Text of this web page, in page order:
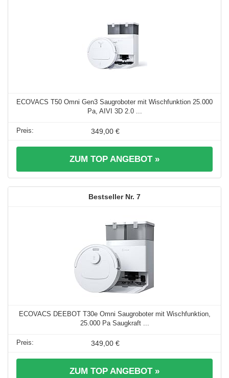
ECOVACS T50 Omni Gen3 Saugroboter mit Wischfunktion 25.000
Pa, AIVI 3D 2.0 ...
349,00 €
ZUM TOP ANGEBOT »
7
ECOVACS DEEBOT T30e Omni Saugroboter mit Wischfunktion,
25.000 Pa Saugkraft ...
349,00 €
ZUM TOP ANGEBOT »